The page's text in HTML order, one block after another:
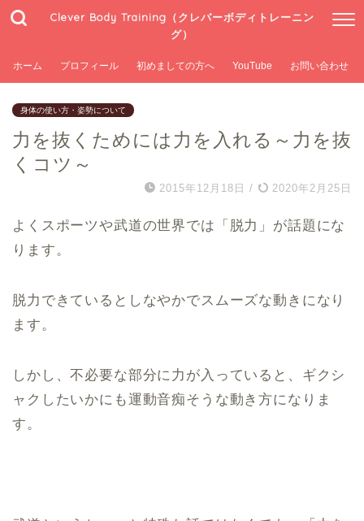
Clever Body Training（クレバーボディトレーニン
グ）
ホーム プロフィール 初めましての方へ YouTube お問い合わせ
身体の使い方・姿勢について
力を抜くためには力を入れる～力を抜
くコツ～
2015年12月18日 / 2020年2月25日
よくスポーツや武道の世界では「脱力」が話題にな
ります。
脱力できているとしなやかでスムーズな動きになり
ます。
しかし、不必要な部分に力が入っていると、ギクシ
ャクしたいかにも運動音痴そうな動き方になりま
す。